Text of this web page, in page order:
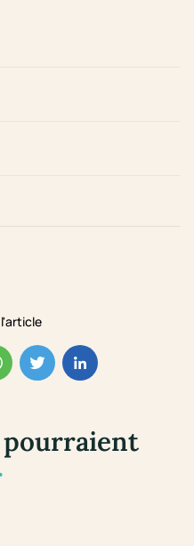
pourraient